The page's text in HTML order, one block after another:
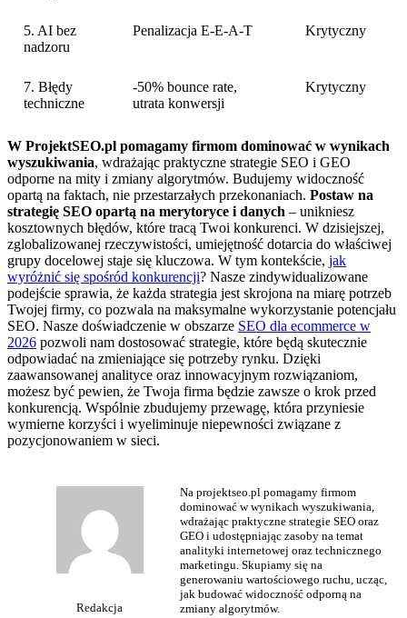
5. AI bez
nadzoru
Penalizacja E-E-A-T Krytyczny
7. Błędy
techniczne
-50% bounce rate,
utrata konwersji
Krytyczny
W ProjektSEO.pl pomagamy firmom dominować w wynikach
wyszukiwania, wdrażając praktyczne strategie SEO i GEO
odporne na mity i zmiany algorytmów. Budujemy widoczność
opartą na faktach, nie przestarzałych przekonaniach. Postaw na
strategię SEO opartą na merytoryce i danych – unikniesz
kosztownych błędów, które tracą Twoi konkurenci. W dzisiejszej,
zglobalizowanej rzeczywistości, umiejętność dotarcia do właściwej
grupy docelowej staje się kluczowa. W tym kontekście, jak
wyróżnić się spośród konkurencji? Nasze zindywidualizowane
podejście sprawia, że każda strategia jest skrojona na miarę potrzeb
Twojej firmy, co pozwala na maksymalne wykorzystanie potencjału
SEO. Nasze doświadczenie w obszarze SEO dla ecommerce w
2026 pozwoli nam dostosować strategie, które będą skutecznie
odpowiadać na zmieniające się potrzeby rynku. Dzięki
zaawansowanej analityce oraz innowacyjnym rozwiązaniom,
możesz być pewien, że Twoja firma będzie zawsze o krok przed
konkurencją. Wspólnie zbudujemy przewagę, która przyniesie
wymierne korzyści i wyeliminuje niepewności związane z
pozycjonowaniem w sieci.
Redakcja
Na projektseo.pl pomagamy firmom
dominować w wynikach wyszukiwania,
wdrażając praktyczne strategie SEO oraz
GEO i udostępniając zasoby na temat
analityki internetowej oraz technicznego
marketingu. Skupiamy się na
generowaniu wartościowego ruchu, ucząc,
jak budować widoczność odporną na
zmiany algorytmów.